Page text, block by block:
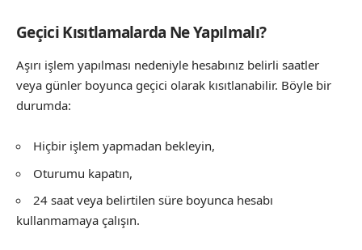
Geçici Kısıtlamalarda Ne Yapılmalı?
Aşırı işlem yapılması nedeniyle hesabınız belirli saatler
veya günler boyunca geçici olarak kısıtlanabilir. Böyle bir
durumda:
Hiçbir işlem yapmadan bekleyin,
Oturumu kapatın,
24 saat veya belirtilen süre boyunca hesabı
kullanmamaya çalışın.